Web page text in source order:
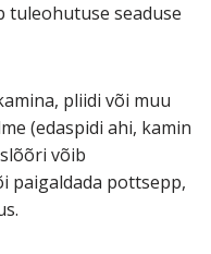
tuleohutuse seaduse
pliidi või muu
(edaspidi ahi, kamin
võib
paigaldada pottsepp,